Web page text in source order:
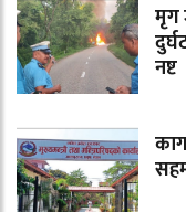
मृग
नष्ट